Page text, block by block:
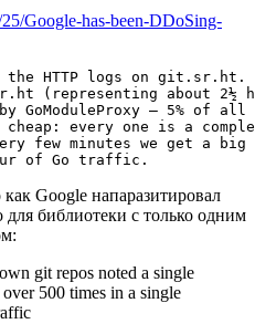
Google-has-been-DDoSing-
the HTTP logs on git . sr . ht .
. ht ( representing about 2½
by GoModuleProxy — 5% of
all
cheap : every one is a
few minutes we get a
big
of Go traffic .
Google напаразитировал
для библиотеки с только одним
git repos noted a single
500 times in a single